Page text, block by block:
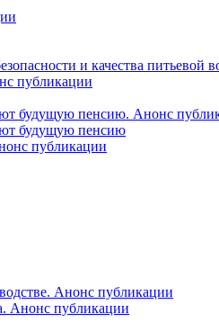
и качества питьевой
публикации
будущую пенсию. Анонс
будущую пенсию
публикации
Анонс публикации
Анонс публикации